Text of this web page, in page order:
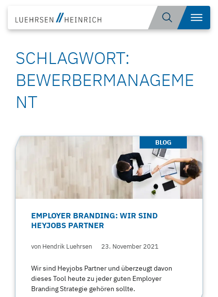
Inhalt
springen
Suche
öffnen
Menü
SCHLAGWORT:
BEWERBERMANAGEME
NT
BLOG
EMPLOYER BRANDING: WIR SIND
HEYJOBS PARTNER
von Hendrik Luehrsen 23. November 2021
Wir sind Heyjobs Partner und überzeugt davon
dieses Tool heute zu jeder guten Employer
Branding Strategie gehören sollte.